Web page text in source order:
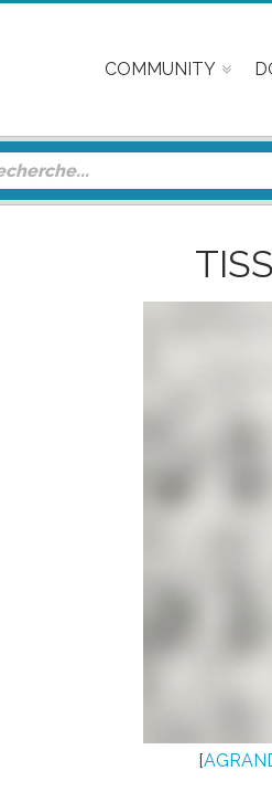
COMMUNITY
[